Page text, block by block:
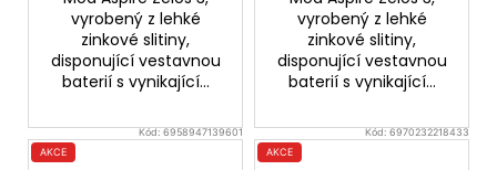
vyrobený z lehké
zinkové slitiny,
disponující vestavnou
baterií s vynikající...
vyrobený z lehké
zinkové slitiny,
disponující vestavnou
baterií s vynikající...
Kód:6958947139601
AKCE
Kód:6970232218433
AKCE